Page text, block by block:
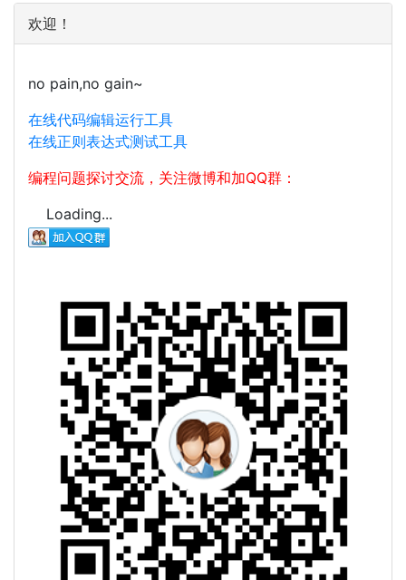
欢迎！
no pain,no gain~
在线代码编辑运行工具
在线正则表达式测试工具
编程问题探讨交流，关注微博和加QQ群：
Loading...